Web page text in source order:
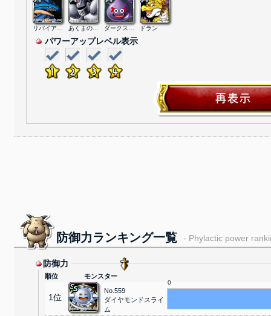
あくまの騎士 ドラン
パワーアップレベル表示
防御力ランキング一覧 - Phylactic power
防御力
0
順位 モンスター
1位
No.559
ダイヤモンドスライ
ム